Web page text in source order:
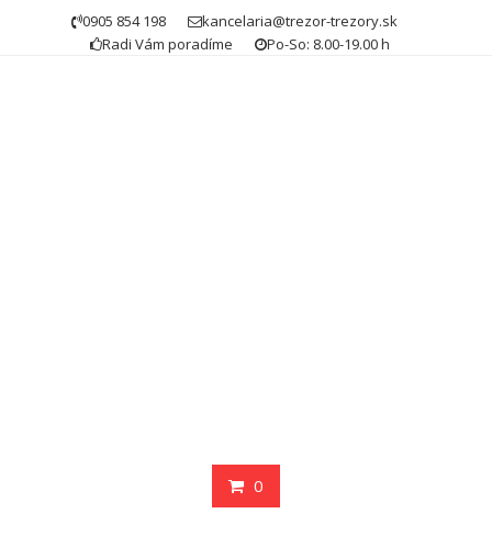
0905 854 198
kancelaria@trezor-trezory.sk
Radi Vám poradíme
Po-So: 8.00-19.00 h
0